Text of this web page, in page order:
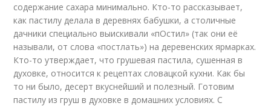
содержание сахара минимально. Кто-то рассказывает,
как пастилу делала в деревнях бабушки, а столичные
дачники специально выискивали «пОстил» (так они её
называли, от слова «постлать») на деревенских ярмарках.
Кто-то утверждает, что грушевая пастила, сушенная в
духовке, относится к рецептах словацкой кухни. Как бы
то ни было, десерт вкуснейший и полезный. Готовим
пастилу из груш в духовке в домашних условиях. С